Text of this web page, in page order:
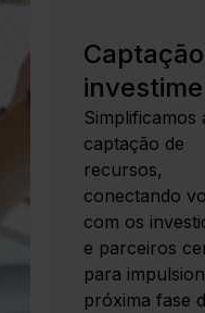
Simplificamos
captação de
recursos,
conectando
com os
e parceiros
para
próxima fase